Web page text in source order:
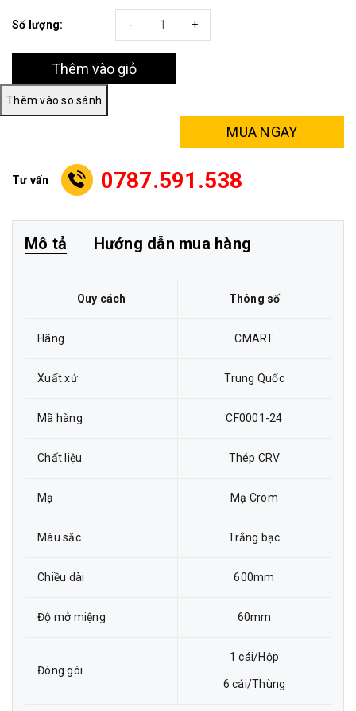
Số lượng: +
-
Thêm vào giỏ
MUA NGAY
Tư vấn 0787.591.538
Mô tả Hướng dẫn mua hàng
Quy cách Thông số
Hãng CMART
Xuất xứ Trung Quốc
Mã hàng CF0001-24
Chất liệu Thép CRV
Mạ Mạ Crom
Màu sắc Trắng bạc
Chiều dài 600mm
Độ mở miệng 60mm
Đóng gói
1 cái/Hộp
6 cái/Thùng